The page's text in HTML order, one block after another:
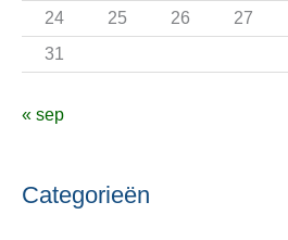
24 25 26 27
31
« sep
Categorieën